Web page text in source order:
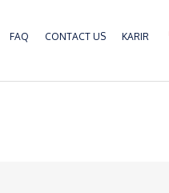
FAQ CONTACT US KARIR